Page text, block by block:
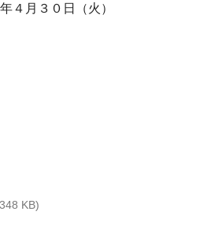
４月３０日（火）
KB)